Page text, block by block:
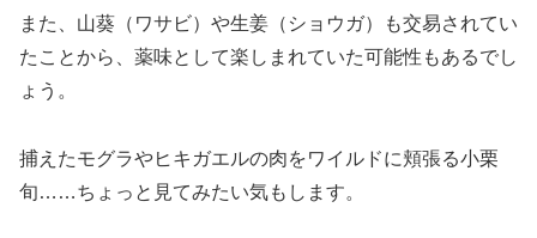
また、山葵（ワサビ）や生姜（ショウガ）も交易されてい
たことから、薬味として楽しまれていた可能性もあるでし
ょう。
捕えたモグラやヒキガエルの肉をワイルドに頬張る小栗
旬……ちょっと見てみたい気もします。